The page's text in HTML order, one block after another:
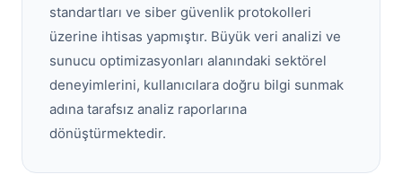
standartları ve siber güvenlik protokolleri
üzerine ihtisas yapmıştır. Büyük veri analizi ve
sunucu optimizasyonları alanındaki sektörel
deneyimlerini, kullanıcılara doğru bilgi sunmak
adına tarafsız analiz raporlarına
dönüştürmektedir.